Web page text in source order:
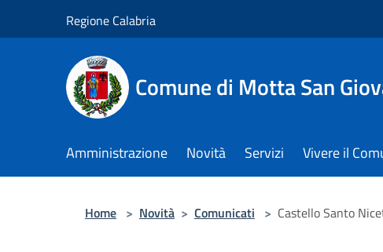
Regione Calabria
Comune di Motta San
Amministrazione Novità Servizi Vivere il
Home > Novità > Comunicati > Castello Santo